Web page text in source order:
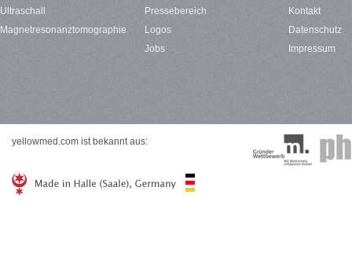
Ultraschall
Magnetresonanztomographie
Pressebereich
Logos
Jobs
Kontakt
Datenschutz
Impressum
yellowmed.com ist bekannt aus: